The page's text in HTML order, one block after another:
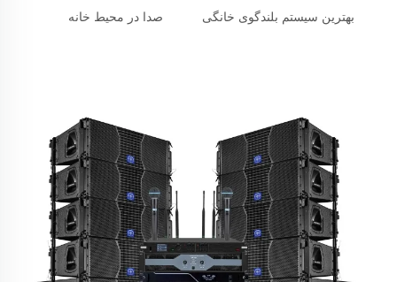
بهترین سیستم بلندگوی خانگی صدا در محیط خانه